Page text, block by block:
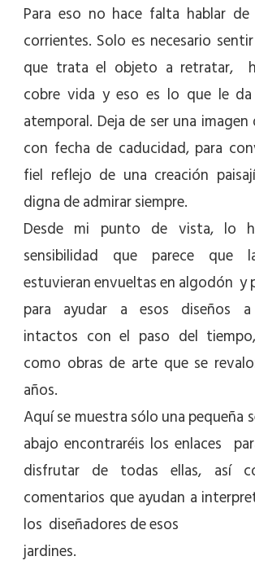
Para eso no hace falta hablar
corrientes. Solo es necesario
que trata el objeto a retratar,
cobre vida y eso es lo que le da
atemporal. Deja de ser una
con fecha de caducidad, para
fiel reflejo de una creación
digna de admirar siempre.
Desde mi punto de vista, lo
sensibilidad que parece que
estuvieran envueltas en algodón y
para ayudar a esos diseños a
intactos con el paso del
como obras de arte que se
años.
Aquí se muestra sólo una pequeña
abajo encontraréis los enlaces
disfrutar de todas ellas, así
comentarios que ayudan a
los diseñadores de esos
jardines.